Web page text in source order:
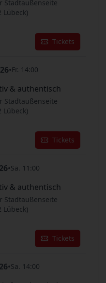
Stadtaußenseite
Lübeck)
Tickets
•Fr. 14:00
& authentisch
Stadtaußenseite
Lübeck)
Tickets
•Sa. 11:00
& authentisch
Stadtaußenseite
Lübeck)
Tickets
•Sa. 14:00